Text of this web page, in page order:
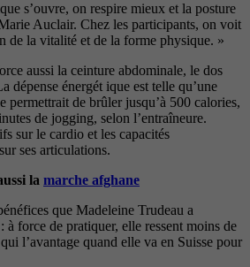
s’ouvre, on respire mieux et la posture
Auclair. Chez les participants, on voit
de la vitalité et de la forme physique. »
aussi la ceinture abdominale, le dos
dépense énergét ique est telle qu’une
permettrait de brûler jusqu’à 500 calories,
de jogging, selon l’entraîneure.
sur le cardio et les capacités
ses articulations.
la marche afghane
que Madeleine Trudeau a
à force de pratiquer, elle ressent moins de
l’avantage quand elle va en Suisse pour